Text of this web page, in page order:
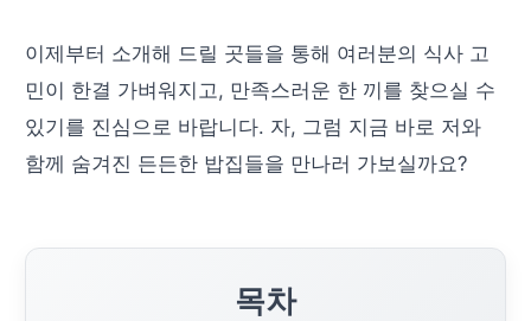
이제부터 소개해 드릴 곳들을 통해 여러분의 식사 고
민이 한결 가벼워지고, 만족스러운 한 끼를 찾으실 수
있기를 진심으로 바랍니다. 자, 그럼 지금 바로 저와
함께 숨겨진 든든한 밥집들을 만나러 가보실까요?
목차